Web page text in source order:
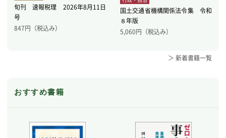
旬刊 速報税理 2026年8月11日
号
847円（税込み）
国土交通省機構関係法令集 令和
８年版
5,060円（税込み）
＞ 新着書籍一覧
おすすめ書籍